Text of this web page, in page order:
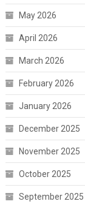
May 2026
April 2026
March 2026
February 2026
January 2026
December 2025
November 2025
October 2025
September 2025